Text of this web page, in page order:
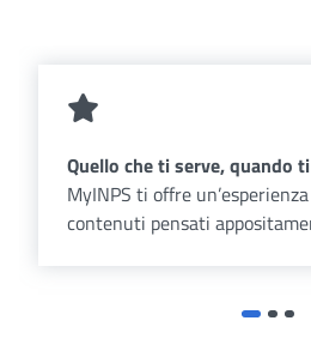
Quello che ti serve, quando
MyINPS ti offre un’esperienza
contenuti pensati